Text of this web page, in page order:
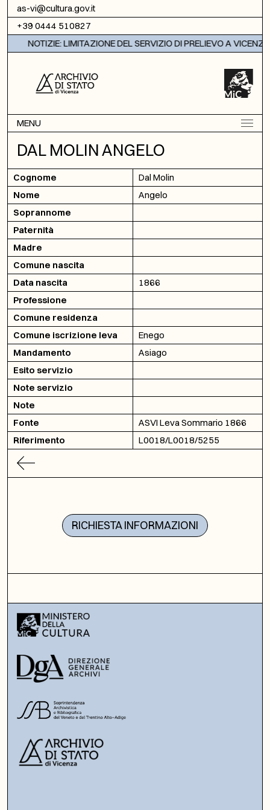
Vai al contenuto
as-vi@cultura.gov.it
+39 0444 510827
NOTIZIE: LIMITAZIONE DEL SERVIZIO DI PRELIEVO A VICENZA
MENU
DAL MOLIN ANGELO
Cognome
Dal Molin
Nome
Angelo
Soprannome
Paternità
Madre
Comune nascita
Data nascita
1866
Professione
Comune residenza
Comune iscrizione leva
Enego
Mandamento
Asiago
Esito servizio
Note servizio
Note
Fonte
ASVI Leva Sommario 1866
Riferimento
L0018/L0018/5255
RICHIESTA INFORMAZIONI